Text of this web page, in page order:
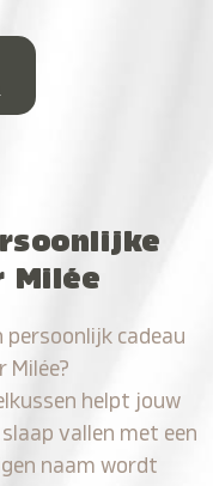
Milée
persoonlijk cadeau
Milée?
helpt jouw
vallen met een
naam wordt